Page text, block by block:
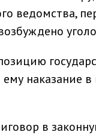
ведомства,
наказание
в